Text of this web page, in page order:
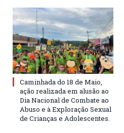
Caminhada do 18 de Maio,
ação realizada em alusão ao
Dia Nacional de Combate ao
Abuso e à Exploração Sexual
de Crianças e Adolescentes.